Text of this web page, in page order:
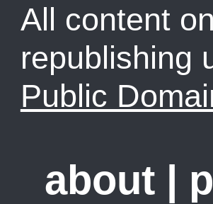
All content
republishing
Public
about |